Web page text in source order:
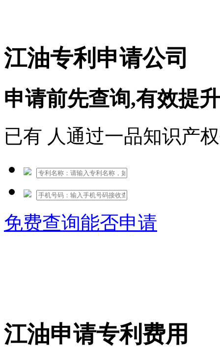
江油专利申请公司
申请前先查询,有效提
已有 人通过一品知识产
免费查询能否申请
江油申请专利费用